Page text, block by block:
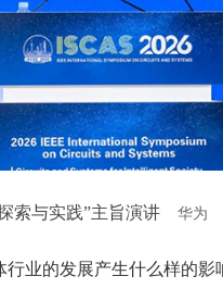
索与实践”主旨演讲 华为
业的发展产生什么样的